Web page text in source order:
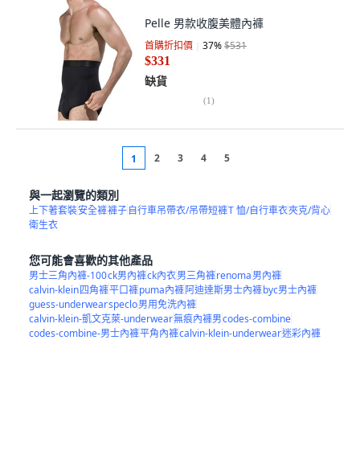
Pelle 男款收腹美體內褲
首購折扣價 37%$531
$331
缺貨
(1)
1 2 3 4 5
與一起瀏覽的類別
上下著套裝安全褲褲子自行車吊帶衣/吊帶短褲T 恤/自行車衣夾克/背心
衛生衣
您可能會喜歡的其他產品
男士三角內褲-100ck男內褲ck內衣男三角褲renoma男內褲
calvin-klein四角褲平口褲puma內褲阿迪達斯男士內褲byc男士內褲
guess-underwearspeclo男用免洗內褲
calvin-klein-凱文克萊-underwear無痕內褲男codes-combine
codes-combine-男士內褲平角內褲calvin-klein-underwear迷彩內褲